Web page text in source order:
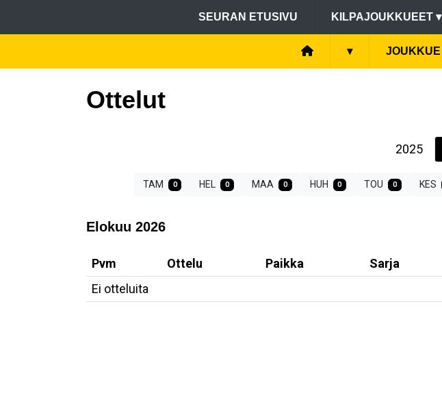
SEURAN ETUSIVU KILPAJOUKKUEET ▾
▾ JOUKKUE
Ottelut
2025
TAM 0 HEL 0 MAA 0 HUH 0 TOU 0 KES
Elokuu 2026
Pvm Ottelu Paikka Sarja
Ei otteluita